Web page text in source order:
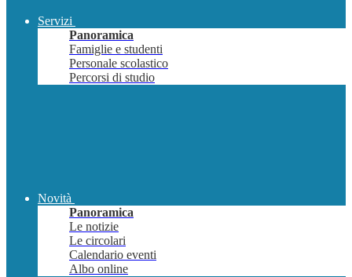
Servizi
Panoramica
Famiglie e studenti
Personale scolastico
Percorsi di studio
Novità
Panoramica
Le notizie
Le circolari
Calendario eventi
Albo online